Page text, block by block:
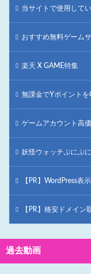
当サイトで使用して
おすすめ無料ゲーム
楽天 X GAME特集
無課金でYポイントを
ゲームアカウント高
妖怪ウォッチぷにぷ
【PR】WordPress表
【PR】格安ドメイン
過去動画